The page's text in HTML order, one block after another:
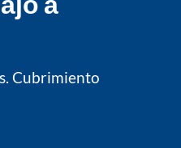
Cubrimiento